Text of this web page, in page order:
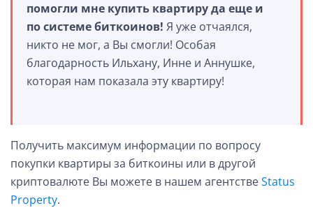
помогли мне купить квартиру да еще и
по системе биткоинов! Я уже отчаялся,
никто не мог, а Вы смогли! Особая
благодарность Ильхану, Инне и Аннушке,
которая нам показала эту квартиру!
Получить максимум информации по вопросу
покупки квартиры за биткоины или в другой
криптовалюте Вы можете в нашем агентствеStatus
Property.